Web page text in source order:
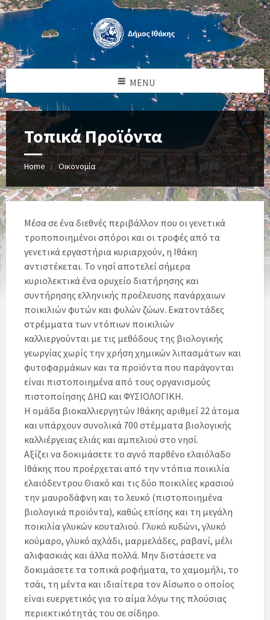
MENU
Τοπικά Προϊόντα
Home Οικονομία
Μέσα σε ένα διεθνές περιβάλλον που οι γενετικά
τροποποιημένοι σπόροι και οι τροφές από τα
γενετικά εργαστήρια κυριαρχούν, η Ιθάκη
αντιστέκεται. Το νησί αποτελεί σήμερα
κυριολεκτικά ένα ορυχείο διατήρησης και
συντήρησης ελληνικής προέλευσης πανάρχαιων
ποικιλιών φυτών και φυλών ζώων. Εκατοντάδες
στρέμματα των ντόπιων ποικιλιών
καλλιεργούνται με τις μεθόδους της βιολογικής
γεωργίας χωρίς την χρήση χημικών λιπασμάτων και
φυτοφαρμάκων και τα προϊόντα που παράγονται
είναι πιστοποιημένα από τους οργανισμούς
πιστοποίησης ΔΗΩ και ΦΥΣΙΟΛΟΓΙΚΗ.
Η ομάδα βιοκαλλιεργητών Ιθάκης αριθμεί 22 άτομα
και υπάρχουν συνολικά 700 στέμματα βιολογικής
καλλιέργειας ελιάς και αμπελιού στο νησί.
Αξίζει να δοκιμάσετε το αγνό παρθένο ελαιόλαδο
Ιθάκης που προέρχεται από την ντόπια ποικιλία
ελαιόδεντρου Θιακό και τις δύο ποικιλίες κρασιού
την μαυροδάφνη και το λευκό (πιστοποιημένα
βιολογικά προϊόντα), καθώς επίσης και τη μεγάλη
ποικιλία γλυκών κουταλιού. Γλυκό κυδώνι, γλυκό
κούμαρο, γλυκό αχλάδι, μαρμελάδες, ραβανί, μέλι
αλιφασκιάς και άλλα πολλά. Μην διστάσετε να
δοκιμάσετε τα τοπικά ροφήματα, το χαμομήλι, το
τσάι, τη μέντα και ιδιαίτερα τον Αίσωπο ο οποίος
είναι ευεργετικός για το αίμα λόγω της πλούσιας
περιεκτικότητάς του σε σίδηρο.